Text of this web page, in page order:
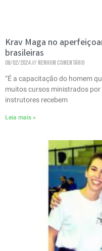
Krav Maga no
brasileiras
08/02/2024 Nenhum comentário
“É a capacitação do homem
muitos cursos ministrados
instrutores recebem
Leia mais »